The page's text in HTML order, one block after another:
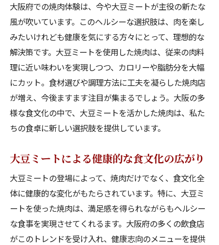
大阪府での焼肉体験は、今や大豆ミートが主役の新たな
風が吹いています。このヘルシーな選択肢は、肉を楽し
みたいけれども健康を気にする方々にとって、理想的な
解決策です。大豆ミートを使用した焼肉は、従来の肉料
理に近い味わいを実現しつつ、カロリーや脂肪分を大幅
にカット。食材選びや調理方法に工夫を凝らした焼肉店
が増え、今後ますます注目が集まるでしょう。大阪の多
様な食文化の中で、大豆ミートを活かした焼肉は、私た
ちの食卓に新しい選択肢を提供しています。
大豆ミートによる健康的な食文化の広がり
大豆ミートの登場によって、焼肉だけでなく、食文化全
体に健康的な変化がもたらされています。特に、大豆ミ
ートを使った焼肉は、満足感を得られながらもヘルシー
な食事を実現させてくれるます。大阪府の多くの飲食店
がこのトレンドを受け入れ、健康志向のメニューを提供